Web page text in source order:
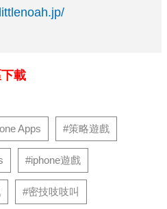
載
Apps #策略遊戲
#iphone遊戲
#密技吱吱叫